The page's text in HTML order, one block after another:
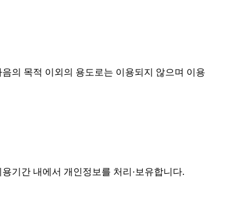
의 목적 이외의 용도로는 이용되지 않으며 이용
기간 내에서 개인정보를 처리·보유합니다.